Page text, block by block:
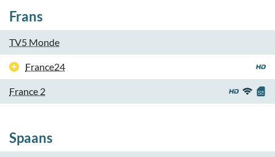
Frans
TV5 Monde
France24
France 2
Spaans